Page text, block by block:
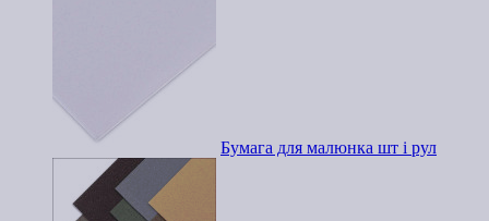
Бумага для малюнка шт і рул